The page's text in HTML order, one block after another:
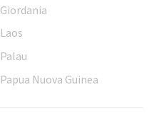
Giordania
Laos
Palau
Papua Nuova Guinea